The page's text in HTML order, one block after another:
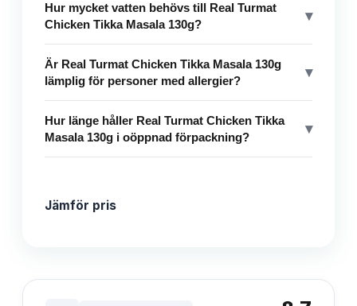
Hur mycket vatten behövs till Real Turmat
Chicken Tikka Masala 130g?
▾
Är Real Turmat Chicken Tikka Masala 130g
lämplig för personer med allergier?
▾
Hur länge håller Real Turmat Chicken Tikka
Masala 130g i oöppnad förpackning?
▾
Jämför pris